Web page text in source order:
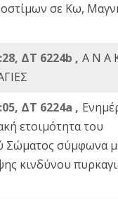
σε Κω,
ΔΤ 6224b , Α Ν Α
ΔΤ 6224a ,
ετοιμότητα του
Σώματος σύμφωνα
κινδύνου